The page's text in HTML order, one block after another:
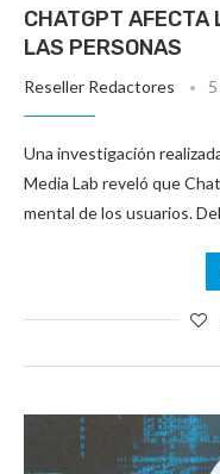
CHATGPT AFECTA
LAS PERSONAS
Reseller Redactores
Una investigación
Media Lab reveló que
mental de los usuarios.